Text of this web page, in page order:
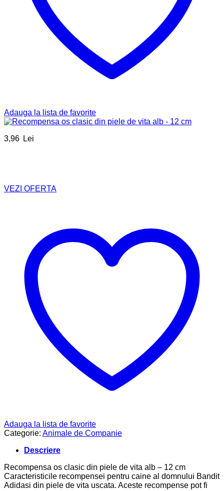
Adauga la lista de favorite
3,96 Lei
VEZI OFERTA
Adauga la lista de favorite
Categorie: Animale de Companie
Descriere
Recompensa os clasic din piele de vita alb – 12 cm
Caracteristicile recompensei pentru caine al domnului Bandit
Adidasi din piele de vita uscata. Aceste recompense pot fi